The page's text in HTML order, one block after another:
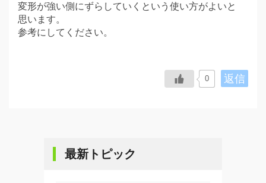
変形が強い側にずらしていくという使い方がよいと
思います。
参考にしてください。
返信
0
最新トピック